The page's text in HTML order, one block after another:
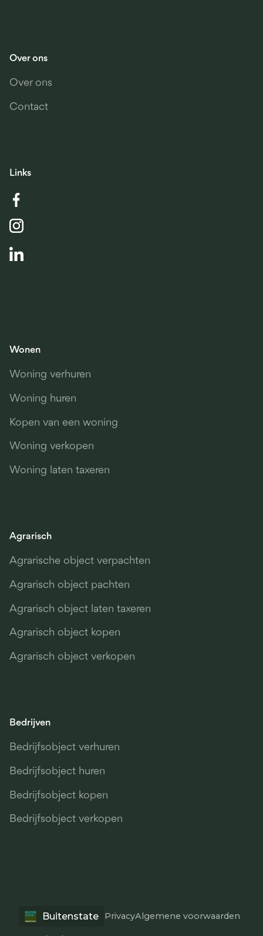
Over ons
Over ons
Contact
Links
Wonen
Woning verhuren
Woning huren
Kopen van een woning
Woning verkopen
Woning laten taxeren
Agrarisch
Agrarische object verpachten
Agrarisch object pachten
Agrarisch object laten taxeren
Agrarisch object kopen
Agrarisch object verkopen
Bedrijven
Bedrijfsobject verhuren
Bedrijfsobject huren
Bedrijfsobject kopen
Bedrijfsobject verkopen
Buitenstate PrivacyAlgemene voorwaarden